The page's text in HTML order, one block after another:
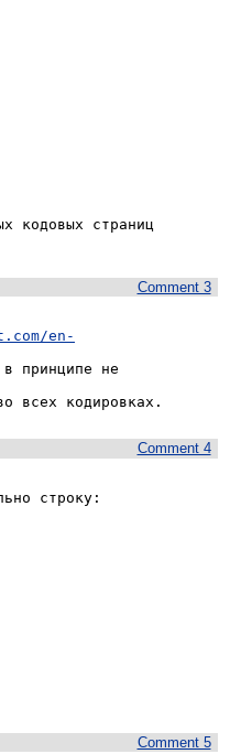
кодовых страниц
Comment 3
en-
принципе не
всех кодировках.
Comment 4
строку:
Comment 5